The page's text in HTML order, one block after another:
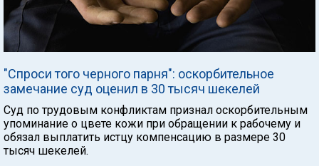
"Спроси того черного парня": оскорбительное
замечание суд оценил в 30 тысяч шекелей
Суд по трудовым конфликтам признал оскорбительным
упоминание о цвете кожи при обращении к рабочему и
обязал выплатить истцу компенсацию в размере 30
тысяч шекелей.